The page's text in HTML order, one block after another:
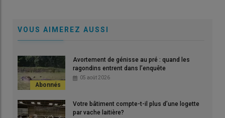
VOUS AIMEREZ AUSSI
Avortement de génisse au pré : quand les
ragondins entrent dans l’enquête
05 août 2026
Votre bâtiment compte-t-il plus d’une logette
par vache laitière?